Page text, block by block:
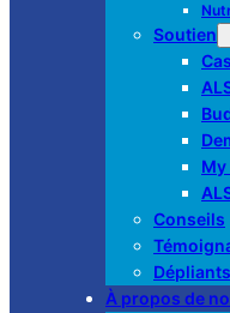
Soutien
My
Conseils
À propos de